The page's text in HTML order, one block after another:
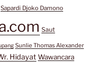
Sapardi Djoko Damono
Saut
Sunlie Thomas Alexander
Hidayat Wawancara